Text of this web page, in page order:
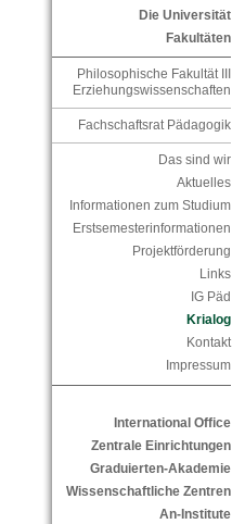
Die Universität
Fakultäten
Philosophische Fakultät III
Erziehungswissenschaften
Fachschaftsrat Pädagogik
Das sind wir
Aktuelles
Informationen zum Studium
Erstsemesterinformationen
Projektförderung
Links
IG Päd
Krialog
Kontakt
Impressum
International Office
Zentrale Einrichtungen
Graduierten-Akademie
Wissenschaftliche Zentren
An-Institute